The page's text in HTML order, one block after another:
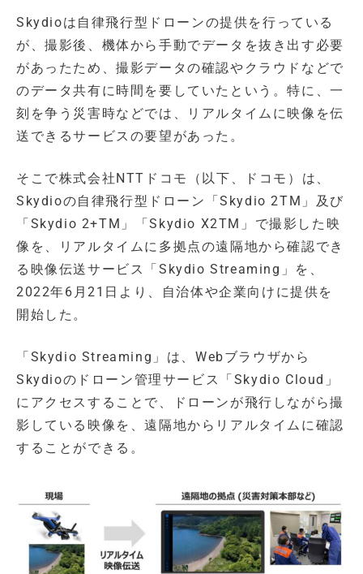
Skydioは自律飛行型ドローンの提供を行っている
が、撮影後、機体から手動でデータを抜き出す必要
があったため、撮影データの確認やクラウドなどで
のデータ共有に時間を要していたという。特に、一
刻を争う災害時などでは、リアルタイムに映像を伝
送できるサービスの要望があった。
そこで株式会社NTTドコモ（以下、ドコモ）は、
Skydioの自律飛行型ドローン「Skydio 2TM」及び
「Skydio 2+TM」「Skydio X2TM」で撮影した映
像を、リアルタイムに多拠点の遠隔地から確認でき
る映像伝送サービス「Skydio Streaming」を、
2022年6月21日より、自治体や企業向けに提供を
開始した。
「Skydio Streaming」は、Webブラウザから
Skydioのドローン管理サービス「Skydio Cloud」
にアクセスすることで、ドローンが飛行しながら撮
影している映像を、遠隔地からリアルタイムに確認
することができる。